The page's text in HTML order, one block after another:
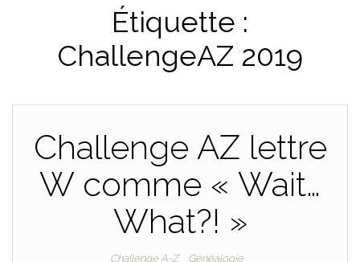
Étiquette :
ChallengeAZ 2019
Challenge AZ lettre
W comme « Wait…
What?! »
Challenge A-Z Généalogie